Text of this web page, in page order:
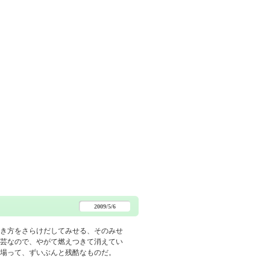
2009/5/6
方をさらけだしてみせる、そのみせ
なので、やがて燃えつきて消えてい
って、ずいぶんと残酷なものだ。